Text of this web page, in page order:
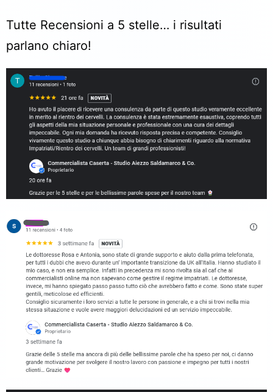
Tutte Recensioni a 5 stelle… i risultati
parlano chiaro!